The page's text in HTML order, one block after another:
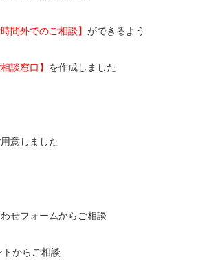
時間外でのご相談】ができるよう
相談窓口】 を作成しました
意しました
せフォームからご相談
からご相談